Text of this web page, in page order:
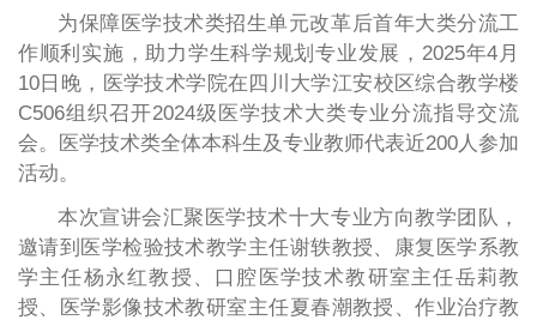
为保障医学技术类招生单元改革后首年大类分流工
作顺利实施，助力学生科学规划专业发展，2025年4月
10日晚，医学技术学院在四川大学江安校区综合教学楼
C506组织召开2024级医学技术大类专业分流指导交流
会。医学技术类全体本科生及专业教师代表近200人参加
活动。
本次宣讲会汇聚医学技术十大专业方向教学团队，
邀请到医学检验技术教学主任谢轶教授、康复医学系教
学主任杨永红教授、口腔医学技术教研室主任岳莉教
授、医学影像技术教研室主任夏春潮教授、作业治疗教